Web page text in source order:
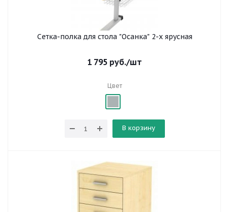
Сетка-полка для стола "Осанка" 2-х ярусная
1 795 руб./шт
Цвет
В корзину